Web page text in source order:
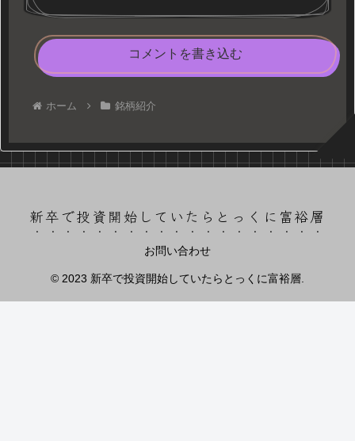
コメントを書き込む
ホーム 銘柄紹介
新卒で投資開始していたらとっくに富裕層
お問い合わせ
© 2023 新卒で投資開始していたらとっくに富裕層.